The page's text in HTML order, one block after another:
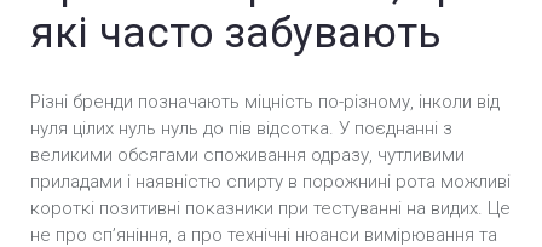
які часто забувають
Різні бренди позначають міцність по-різному, інколи від
нуля цілих нуль нуль до пів відсотка. У поєднанні з
великими обсягами споживання одразу, чутливими
приладами і наявністю спирту в порожнині рота можливі
короткі позитивні показники при тестуванні на видих. Це
не про сп’яніння, а про технічні нюанси вимірювання та